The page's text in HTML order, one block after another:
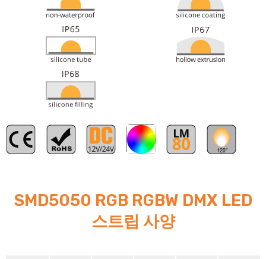
RGB
SMD5050 RGB RGBW DMX LED
스트립 사양